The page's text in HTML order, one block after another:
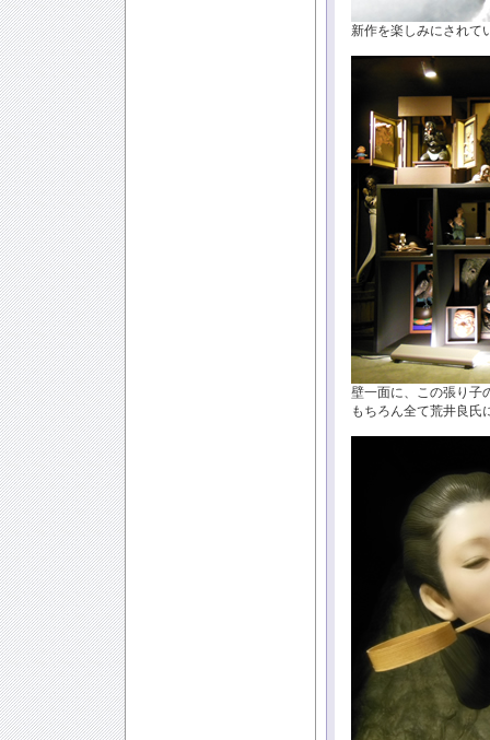
新作を楽しみにされて
壁一面に、この張り子
もちろん全て荒井良氏